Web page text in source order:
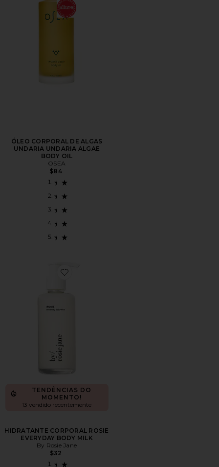
ÓLEO CORPORAL DE ALGAS
UNDARIA UNDARIA ALGAE
BODY OIL
OSEA
$84
Favorite HIDRATANTE CORPORAL ROSIE
TENDÊNCIAS DO
MOMENTO!
13 vendido recentemente
HIDRATANTE CORPORAL ROSIE
EVERYDAY BODY MILK
By Rosie Jane
$32